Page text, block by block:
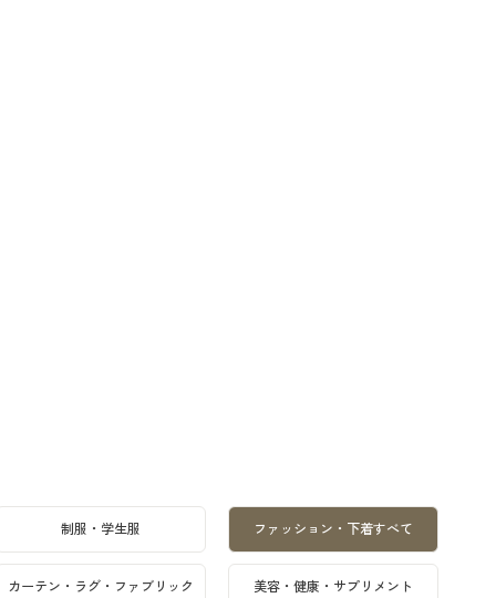
制服・学生服 ファッション・下着すべて
カーテン・ラグ・ファブリック 美容・健康・サプリメント